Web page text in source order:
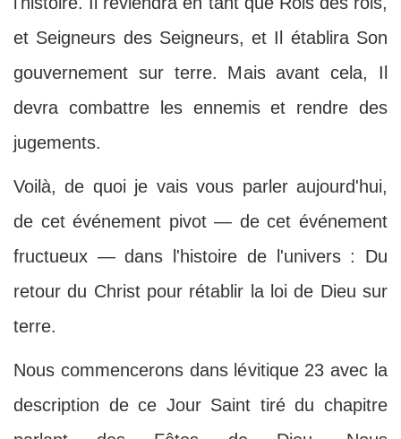
et Seigneurs des Seigneurs, et Il établira Son
gouvernement sur terre. Mais avant cela, Il
devra combattre les ennemis et rendre des
jugements.
Voilà, de quoi je vais vous parler aujourd'hui,
de cet événement pivot — de cet événement
fructueux — dans l'histoire de l'univers : Du
retour du Christ pour rétablir la loi de Dieu sur
terre.
Nous commencerons dans lévitique 23 avec la
description de ce Jour Saint tiré du chapitre